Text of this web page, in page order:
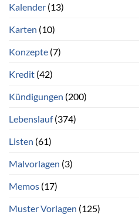
Kalender (13)
Karten (10)
Konzepte (7)
Kredit (42)
Kündigungen (200)
Lebenslauf(374)
Listen (61)
Malvorlagen (3)
Memos (17)
Muster Vorlagen (125)